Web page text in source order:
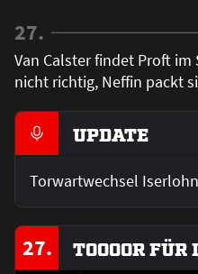
27.
Van Calster findet Proft
nicht richtig, Neffin packt
UPDATE
Torwartwechsel
27. TOOOOR